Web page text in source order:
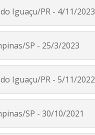
Iguaçu/PR - 4/11/2023
SP - 25/3/2023
Iguaçu/PR - 5/11/2022
SP - 30/10/2021